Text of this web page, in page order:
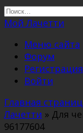
Перейти
к
Search
for:
Мой Лачетти
Меню сайта
Форум
Регистрация
Войти
Главная
Лачетти » Для
96177604